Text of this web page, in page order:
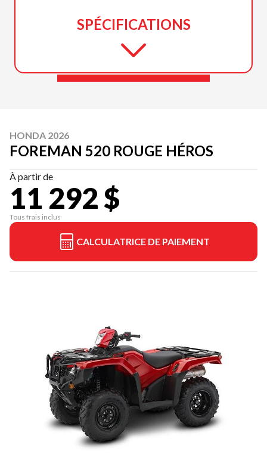
SPÉCIFICATIONS
HONDA 2026
FOREMAN 520 ROUGE HÉROS
À partir de
11 292 $
Tous frais inclus
CALCULATRICE DE PAIEMENT